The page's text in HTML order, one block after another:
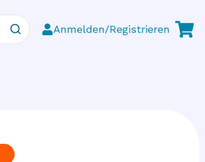
Anmelden/Registrieren